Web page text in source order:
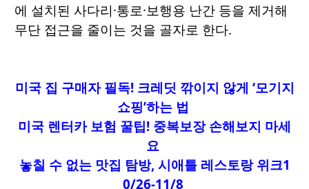
에 설치된 사다리·통로·보행용 난간 등을 제거해
무단 접근을 줄이는 것을 골자로 한다.
미국 집 구매자 필독! 크레딧 깎이지 않게 ‘모기지
쇼핑’하는 법
미국 렌터카 보험 꿀팁! 중복보장 손해보지 마세
요
놓칠 수 없는 맛집 탐방, 시애틀 레스토랑 위크1
0/26-11/8